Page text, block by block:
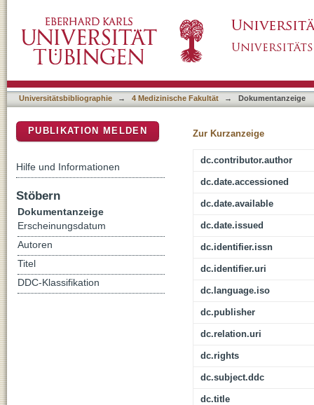
and Above
Universitätsbibliographie → 4 Medizinische Fakultät → Dokumentanzeige
Zur Kurzanzeige
dc.contributor.author
dc.date.accessioned
dc.date.available
dc.date.issued
dc.identifier.issn
dc.identifier.uri
dc.language.iso
dc.publisher
dc.relation.uri
dc.rights
dc.subject.ddc
dc.title
PUBLIKATION MELDEN
Hilfe und Informationen
Stöbern
Dokumentanzeige
Erscheinungsdatum
Autoren
Titel
DDC-Klassifikation